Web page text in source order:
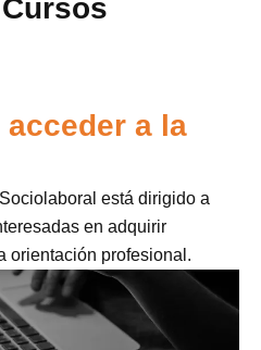
a la
está dirigido a
en adquirir
orientación profesional.